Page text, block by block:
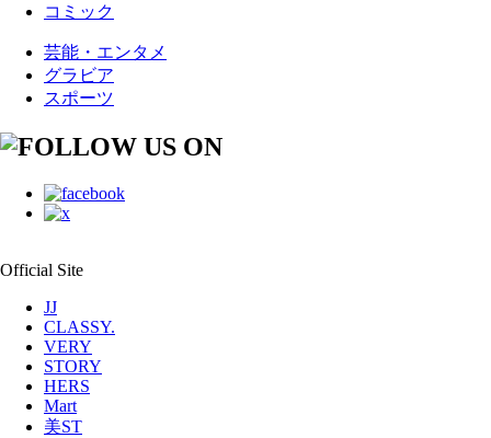
コミック
芸能・エンタメ
グラビア
スポーツ
Official Site
JJ
CLASSY.
VERY
STORY
HERS
Mart
美ST